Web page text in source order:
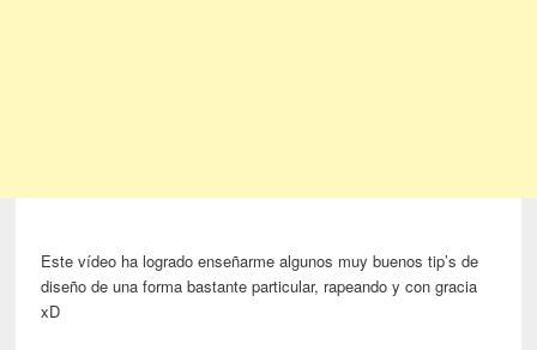
Este vídeo ha logrado enseñarme algunos muy buenos tip’s de
diseño de una forma bastante particular, rapeando y con gracia
xD